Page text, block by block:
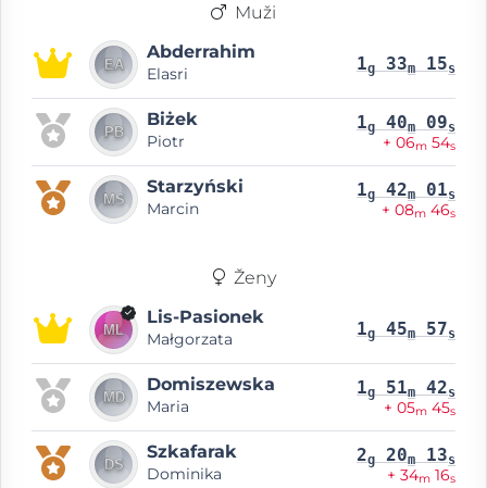
Muži
Abderrahim
Elasri 1g 33m 15s
Biżek
Piotr
1g 40m 09s
+ 06m 54s
Starzyński
Marcin
1g 42m 01s
+ 08m 46s
Ženy
Lis-Pasionek
Małgorzata 1g 45m 57s
Domiszewska
Maria
1g 51m 42s
+ 05m 45s
Szkafarak
Dominika
2g 20m 13s
+ 34m 16s